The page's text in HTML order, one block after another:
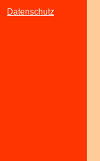
Datenschutz